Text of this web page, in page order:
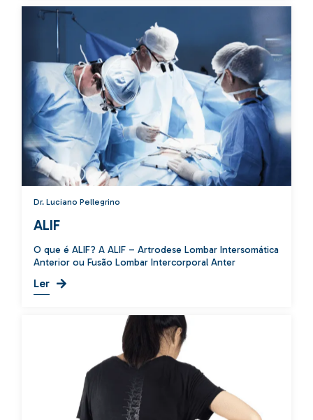
Dr. Luciano Pellegrino
ALIF
O que é ALIF? A ALIF – Artrodese Lombar Intersomática
Anterior ou Fusão Lombar Intercorporal Anter
Ler